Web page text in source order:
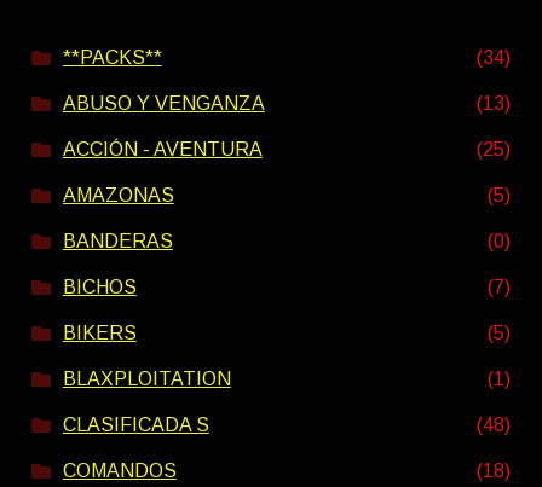
**PACKS** (34)
ABUSO Y VENGANZA (13)
ACCIÓN - AVENTURA (25)
AMAZONAS (5)
BANDERAS (0)
BICHOS (7)
BIKERS (5)
BLAXPLOITATION (1)
CLASIFICADA S (48)
COMANDOS (18)